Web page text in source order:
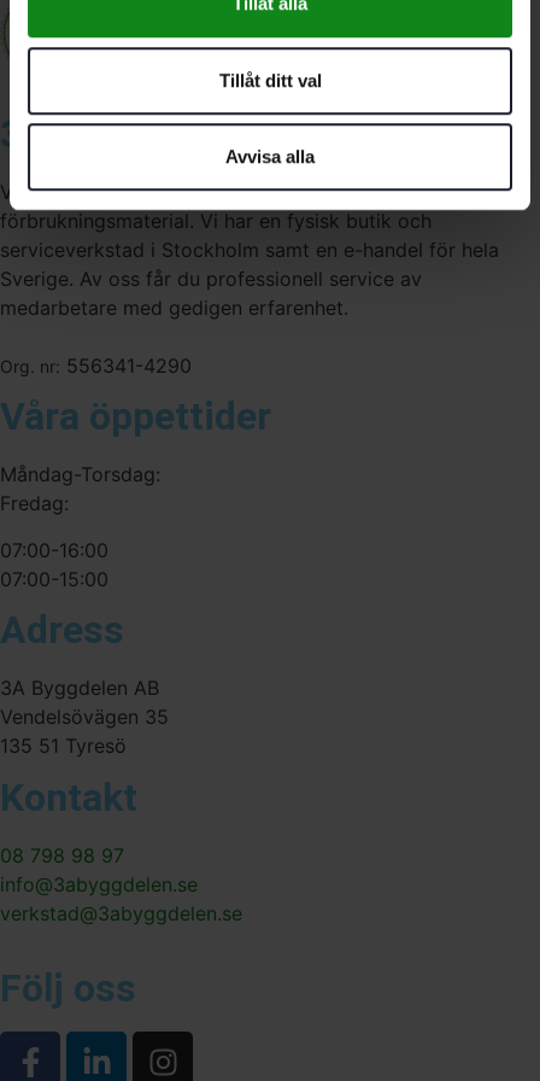
Tillåt ditt val
Avvisa alla
3A Byggdelen
Vi är återförsäljare av elverktyg, tillbehör, infästning och
förbrukningsmaterial. Vi har en fysisk butik och
serviceverkstad i Stockholm samt en e-handel för hela
Sverige. Av oss får du professionell service av
medarbetare med gedigen erfarenhet.
Org. nr: 556341-4290
Våra öppettider
Måndag-Torsdag:
Fredag:
07:00-16:00
07:00-15:00
Adress
3A Byggdelen AB
Vendelsövägen 35
135 51 Tyresö
Kontakt
08 798 98 97
info@3abyggdelen.se
verkstad@3abyggdelen.se
Följ oss